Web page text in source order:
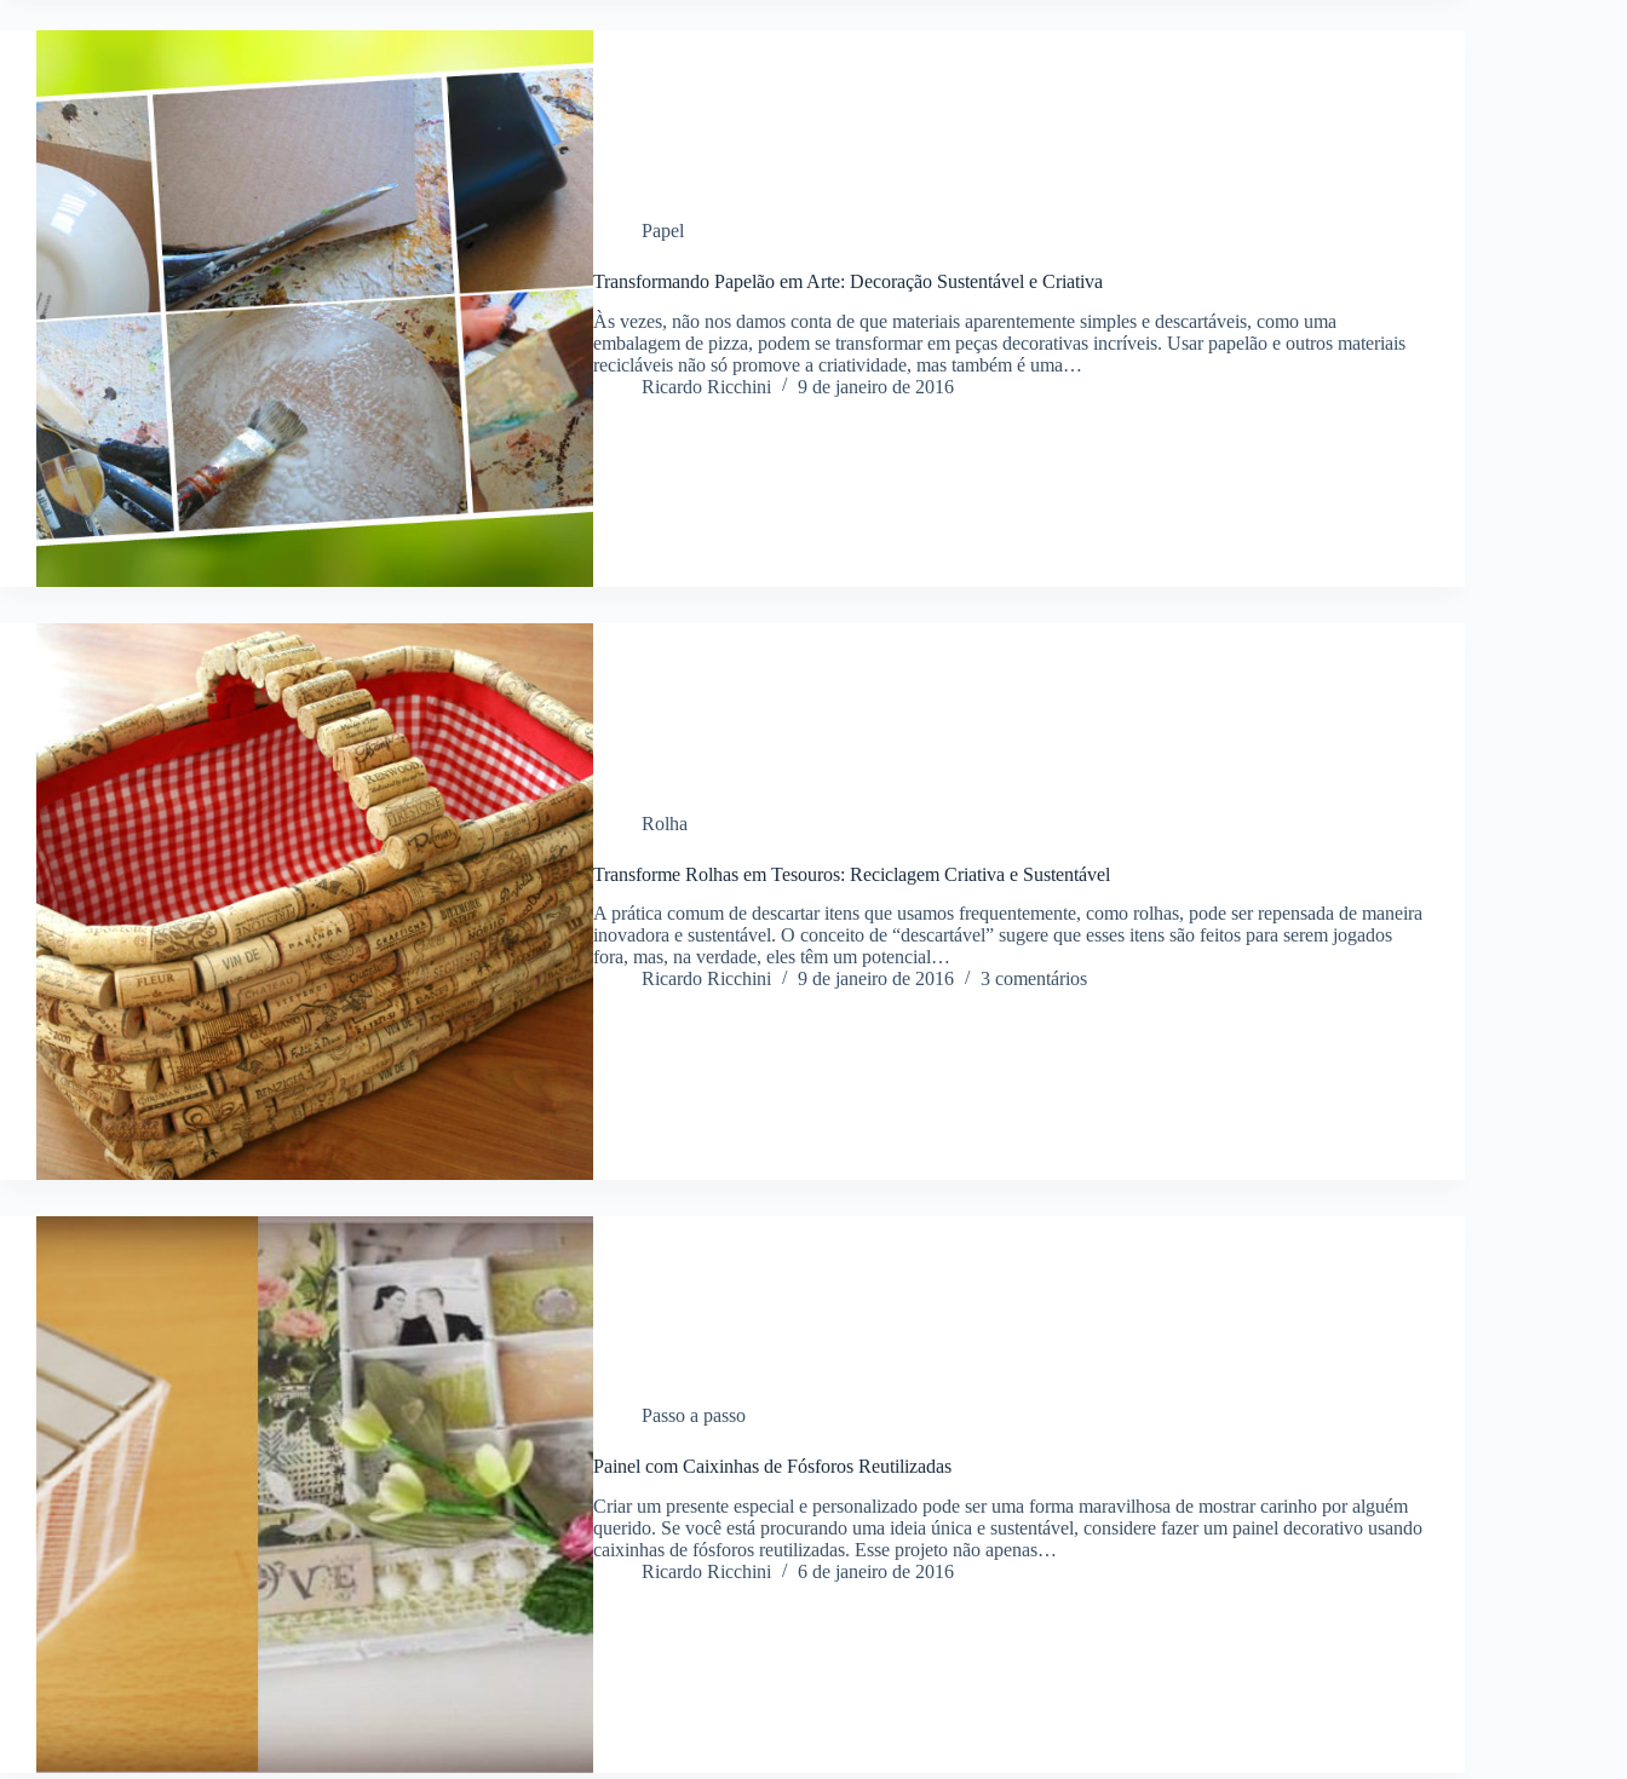
Papel
Transformando Papelão em Arte: Decoração Sustentável e Criativa
Às vezes, não nos damos conta de que materiais aparentemente simples e descartáveis, como uma
embalagem de pizza, podem se transformar em peças decorativas incríveis. Usar papelão e outros materiais
recicláveis não só promove a criatividade, mas também é uma…
Ricardo Ricchini
9 de janeiro de 2016
Rolha
Transforme Rolhas em Tesouros: Reciclagem Criativa e Sustentável
A prática comum de descartar itens que usamos frequentemente, como rolhas, pode ser repensada de maneira
inovadora e sustentável. O conceito de “descartável” sugere que esses itens são feitos para serem jogados
fora, mas, na verdade, eles têm um potencial…
Ricardo Ricchini
9 de janeiro de 2016 3 comentários
Passo a passo
Painel com Caixinhas de Fósforos Reutilizadas
Criar um presente especial e personalizado pode ser uma forma maravilhosa de mostrar carinho por alguém
querido. Se você está procurando uma ideia única e sustentável, considere fazer um painel decorativo usando
caixinhas de fósforos reutilizadas. Esse projeto não apenas…
Ricardo Ricchini
6 de janeiro de 2016